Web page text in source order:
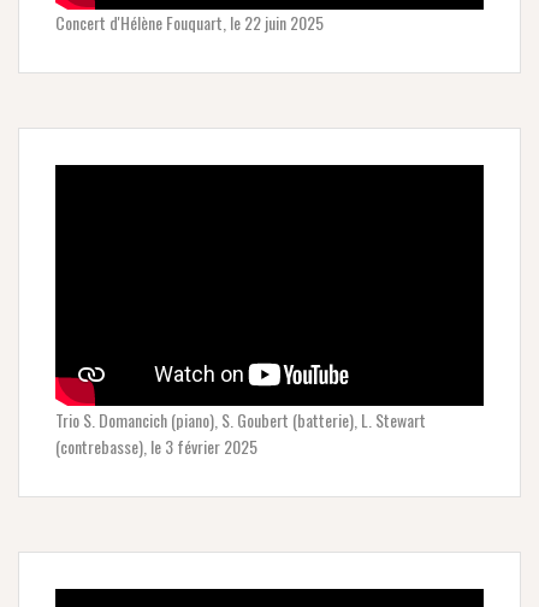
Concert d'Hélène Fouquart, le 22 juin 2025
Trio S. Domancich (piano), S. Goubert (batterie), L. Stewart
(contrebasse), le 3 février 2025